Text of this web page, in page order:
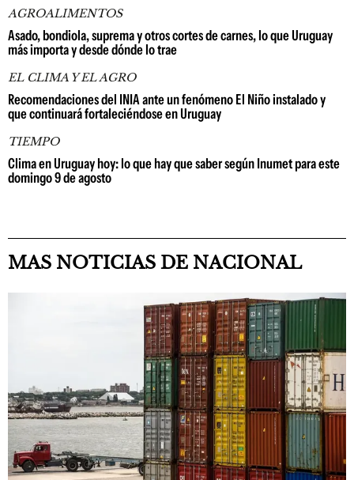
AGROALIMENTOS
Asado, bondiola, suprema y otros cortes de carnes, lo que Uruguay
más importa y desde dónde lo trae
EL CLIMA Y EL AGRO
Recomendaciones del INIA ante un fenómeno El Niño instalado y
que continuará fortaleciéndose en Uruguay
TIEMPO
Clima en Uruguay hoy: lo que hay que saber según Inumet para este
domingo 9 de agosto
MAS NOTICIAS DE NACIONAL